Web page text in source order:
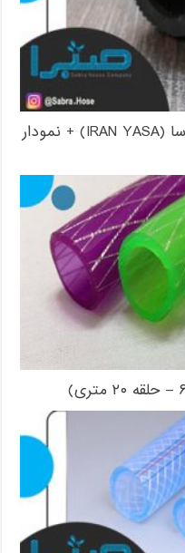
مشخصات و قیمت شیلنگ آب یاسا (IRAN YASA) + نمودار